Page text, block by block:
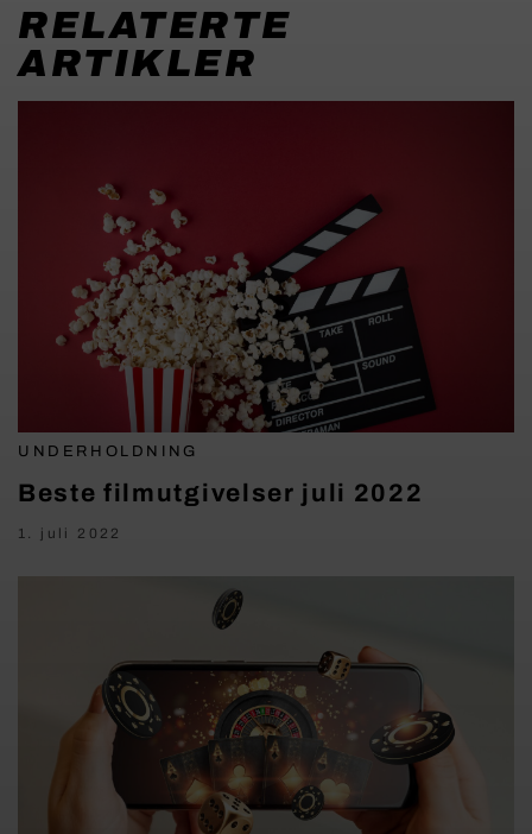
RELATERTE
ARTIKLER
UNDERHOLDNING
Beste filmutgivelser juli 2022
1. juli 2022